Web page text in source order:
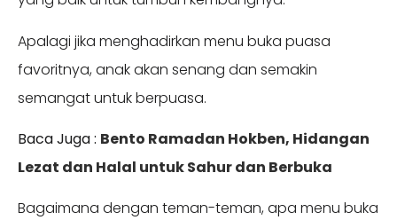
Apalagi jika menghadirkan menu buka puasa
favoritnya, anak akan senang dan semakin
semangat untuk berpuasa.
Baca Juga : Bento Ramadan Hokben, Hidangan
Lezat dan Halal untuk Sahur dan Berbuka
Bagaimana dengan teman-teman, apa menu buka